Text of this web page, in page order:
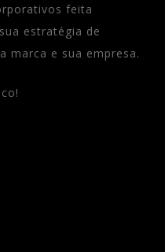
feita
estratégia de
marca e sua empresa.